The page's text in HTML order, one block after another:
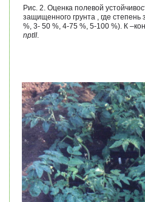
Рис. 2. Оценка полевой
защищенного грунта , где
%, 3- 50 %, 4-75 %, 5-100 %). К
nptII.